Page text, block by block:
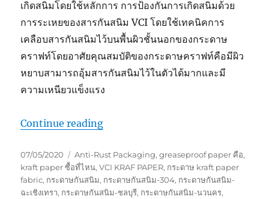
เกิดสนิมโดยใช้หลักการ การป้องกันการเกิดสนิมด้วย
การระเหยของสารกันสนิม VCI โดยใช้เทคนิคการ
เคลือบสารกันสนิมไว้บนพื้นผิวชั้นนอกของกระดาษ
คราฟท์โดยอาศัยคุณสมบัติของกระดาษคราฟท์คือมีผิว
หยาบสามารถอุ้มสารกันสนิมไว้ในตัวได้มากและมี
ความเหนียวแข็งแรง
Continue reading“เทคโนโลยีป้องกันสนิม VCi กับ กระด
Posted
on
07/05/2020 Tags
Anti-Rust Packaging,greaseproof paper คือ,
kraft paper ซื้อที่ไหน,VCI KRAF PAPER, กระดาษ kraft paper
fabric, กระดาษกันสนิม, กระดาษกันสนิม-304, กระดาษกันสนิม-
ฉะเชิงเทรา, กระดาษกันสนิม-ชลบุรี, กระดาษกันสนิม-นวนคร,